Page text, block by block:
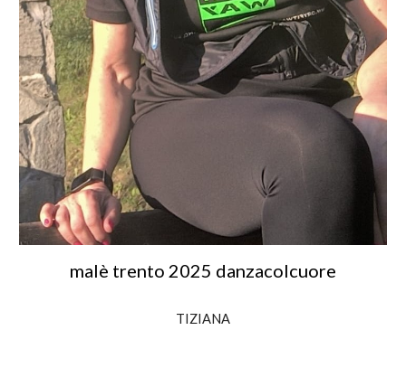
malè trento 2025 danzacolcuore
TIZIANA